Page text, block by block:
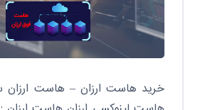
خرید هاست ارزان – هاست